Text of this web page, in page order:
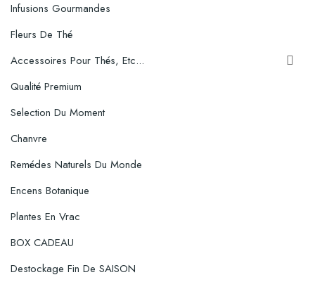
Infusions Gourmandes
Fleurs De Thé
Accessoires Pour Thés, Etc...

Qualité Premium
Selection Du Moment
Chanvre
Remédes Naturels Du Monde
Encens Botanique
Plantes En Vrac
BOX CADEAU
Destockage Fin De SAISON